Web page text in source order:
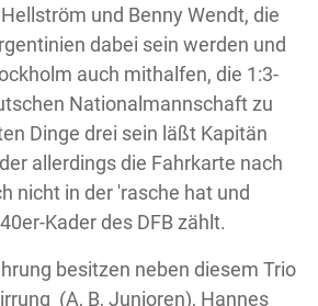
und Benny Wendt, die
dabei sein werden und
auch mithalfen, die 1:3-
Nationalmannschaft zu
Dinge drei sein läßt Kapitän
allerdings die Fahrkarte nach
nicht in der 'rasche hat und
Kader des DFB zählt.
besitzen neben diesem Trio
(A, B, Junioren), Hannes